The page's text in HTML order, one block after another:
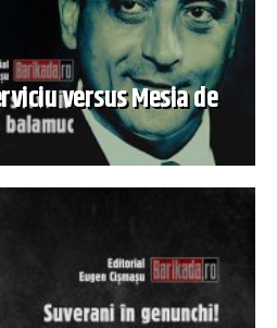
versus Mesia de